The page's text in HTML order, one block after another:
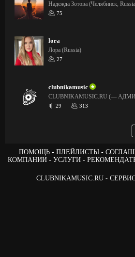
Надежда Зотова (Челябинск,
75
lora
Лора (Russia)
27
clubnikamusic
CLUBNIKAMUSIC.RU (—
29 313
ПОМОЩЬ ПЛЕЙЛИСТЫ
КОМПАНИИ
УСЛУГИ
CLUBNIKAMUSIC.RU -